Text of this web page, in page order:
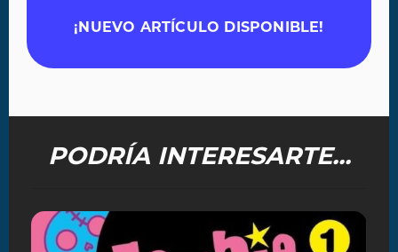
¡NUEVO ARTÍCULO DISPONIBLE!
PODRÍA INTERESARTE...